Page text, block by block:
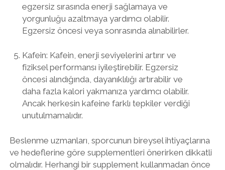
egzersiz sırasında enerji sağlamaya ve
yorgunluğu azaltmaya yardımcı olabilir.
Egzersiz öncesi veya sonrasında alınabilirler.
Kafein: Kafein, enerji seviyelerini artırır ve
fiziksel performansı iyileştirebilir. Egzersiz
öncesi alındığında, dayanıklılığı artırabilir ve
daha fazla kalori yakmanıza yardımcı olabilir.
Ancak herkesin kafeine farklı tepkiler verdiği
unutulmamalıdır.
Beslenme uzmanları, sporcunun bireysel ihtiyaçlarına
ve hedeflerine göre supplementleri önerirken dikkatli
olmalıdır. Herhangi bir supplement kullanmadan önce